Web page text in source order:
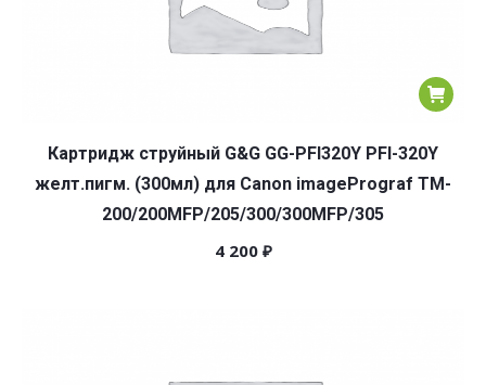
Картридж струйный G&G GG-PFI320Y PFI-320Y
желт.пигм. (300мл) для Canon imagePrograf TM-
200/200MFP/205/300/300MFP/305
4 200 ₽